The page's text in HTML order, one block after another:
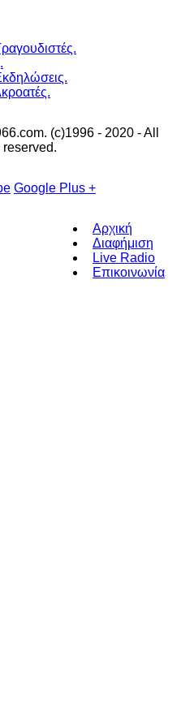
(c)1996 - 2020 - All
reserved.
Google Plus +
Αρχική
Διαφήμιση
Live Radio
Επικοινωνία